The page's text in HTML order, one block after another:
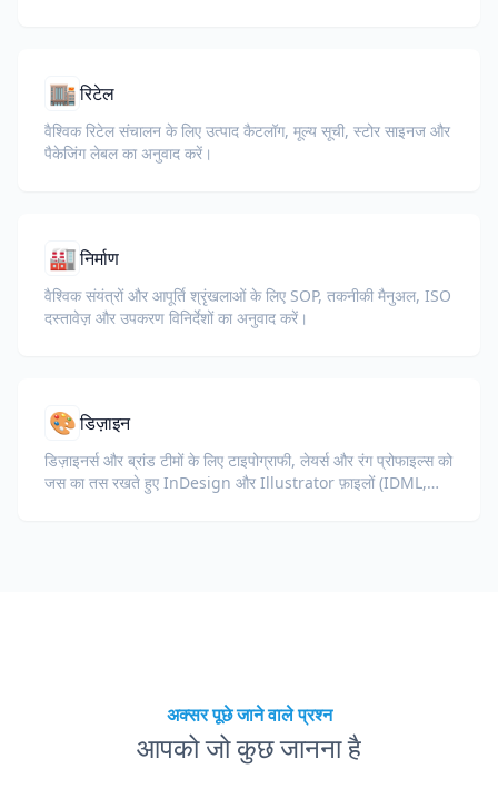
🏬रिटेल
वैश्विक रिटेल संचालन के लिए उत्पाद कैटलॉग, मूल्य सूची, स्टोर साइनज और
पैकेजिंग लेबल का अनुवाद करें।
🏭निर्माण
वैश्विक संयंत्रों और आपूर्ति श्रृंखलाओं के लिए SOP, तकनीकी मैनुअल, ISO
दस्तावेज़ और उपकरण विनिर्देशों का अनुवाद करें।
🎨डिज़ाइन
डिज़ाइनर्स और ब्रांड टीमों के लिए टाइपोग्राफी, लेयर्स और रंग प्रोफाइल्स को
जस का तस रखते हुए InDesign और Illustrator फ़ाइलों (IDML,
अक्सर पूछे जाने वाले प्रश्न
आपको जो कुछ जानना है